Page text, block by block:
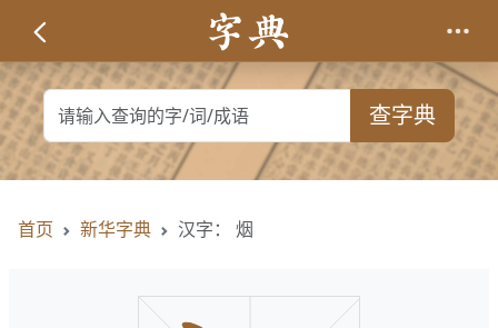
查字典
首页 新华字典 汉字： 烟